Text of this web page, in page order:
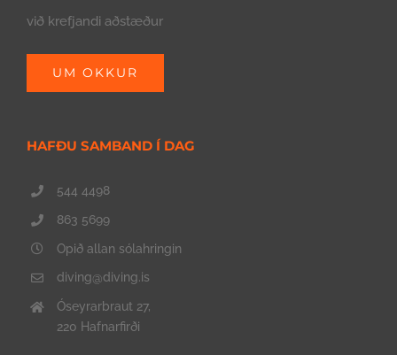
við krefjandi aðstæður
UM OKKUR
HAFÐU SAMBAND Í DAG
544 4498
863 5699
Opið allan sólahringin
diving@diving.is
Óseyrarbraut 27,
220 Hafnarfirði